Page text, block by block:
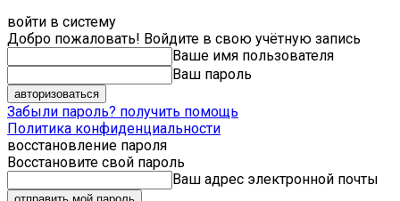
войти в систему
Добро пожаловать! Войдите в свою учётную запись
Ваше имя пользователя
Ваш пароль
Забыли пароль? получить помощь
Политика конфиденциальности
восстановление пароля
Восстановите свой пароль
Ваш адрес электронной почты